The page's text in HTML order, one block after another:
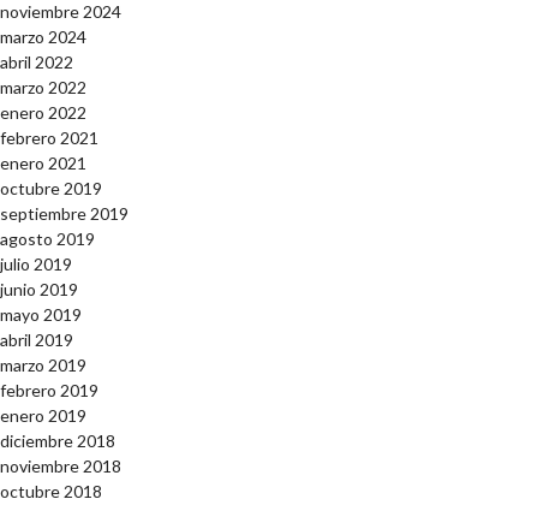
noviembre 2024
marzo 2024
abril 2022
marzo 2022
enero 2022
febrero 2021
enero 2021
octubre 2019
septiembre 2019
agosto 2019
julio 2019
junio 2019
mayo 2019
abril 2019
marzo 2019
febrero 2019
enero 2019
diciembre 2018
noviembre 2018
octubre 2018